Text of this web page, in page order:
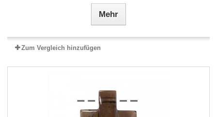
Mehr
Zum Vergleich hinzufügen